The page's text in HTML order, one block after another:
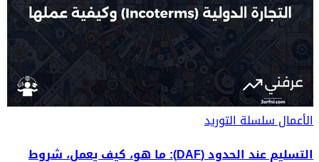
الأعمالسلسلة التوريد
التسليم عند الحدود (DAF): ما هو، كيف يعمل، شروط